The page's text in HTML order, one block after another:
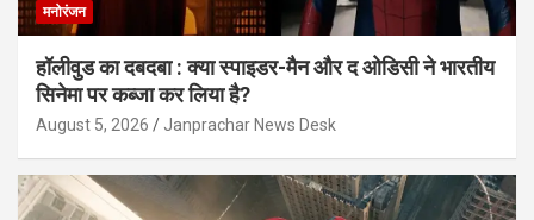
मनोरंजन
हॉलीवुड का दबदबा : क्या स्पाइडर-मैन और द ओडिसी ने भारतीय
सिनेमा पर कब्जा कर लिया है?
August 5, 2026 Janprachar News Desk